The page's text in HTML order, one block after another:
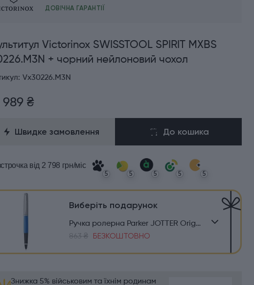
ДОВІЧНА ГАРАНТІЇ
Victorinox SWISSTOOL SPIRIT MXBS
+ чорний нейлоновий чохол
Vx30226.M3N
989 ₴
Швидке замовлення До кошика
від 2 798 грн/міс
5 5 5 5 5
Виберіть подарунок
Ручка ролерна Parker JOTTER Originals Blue CT RB
863 ₴ БЕЗКОШТОВНО
Знижка 5% військовим та їхнім родинам